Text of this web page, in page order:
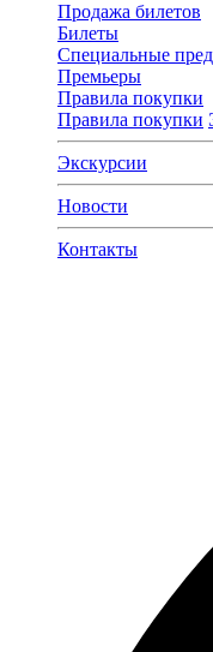
Продажа билетов
Билеты
Специальные
Премьеры
Правила покупки
Правила покупки
Экскурсии
Новости
Контакты